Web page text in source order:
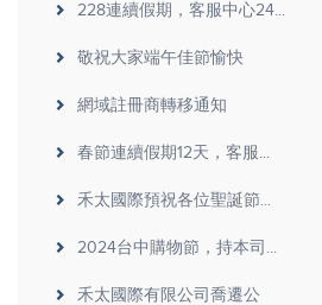
228連續假期，客服中心24...
敬祝大家端午佳節愉快
網域註冊商轉移通知
春節連續假期12天，客服...
禾太國際預祝各位聖誕節...
2024台中購物節，持本司...
禾太國際有限公司喬遷公